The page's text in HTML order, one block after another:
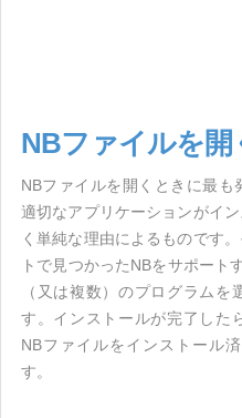
NBファイルを開
NBファイルを開くときに最も
適切なアプリケーションがイ
く単純な理由によるものです
トで見つかったNBをサポート
（又は複数）のプログラム
す。インストールが完了した
NBファイルをインストール
す。